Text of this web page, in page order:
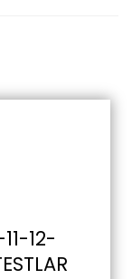
12-